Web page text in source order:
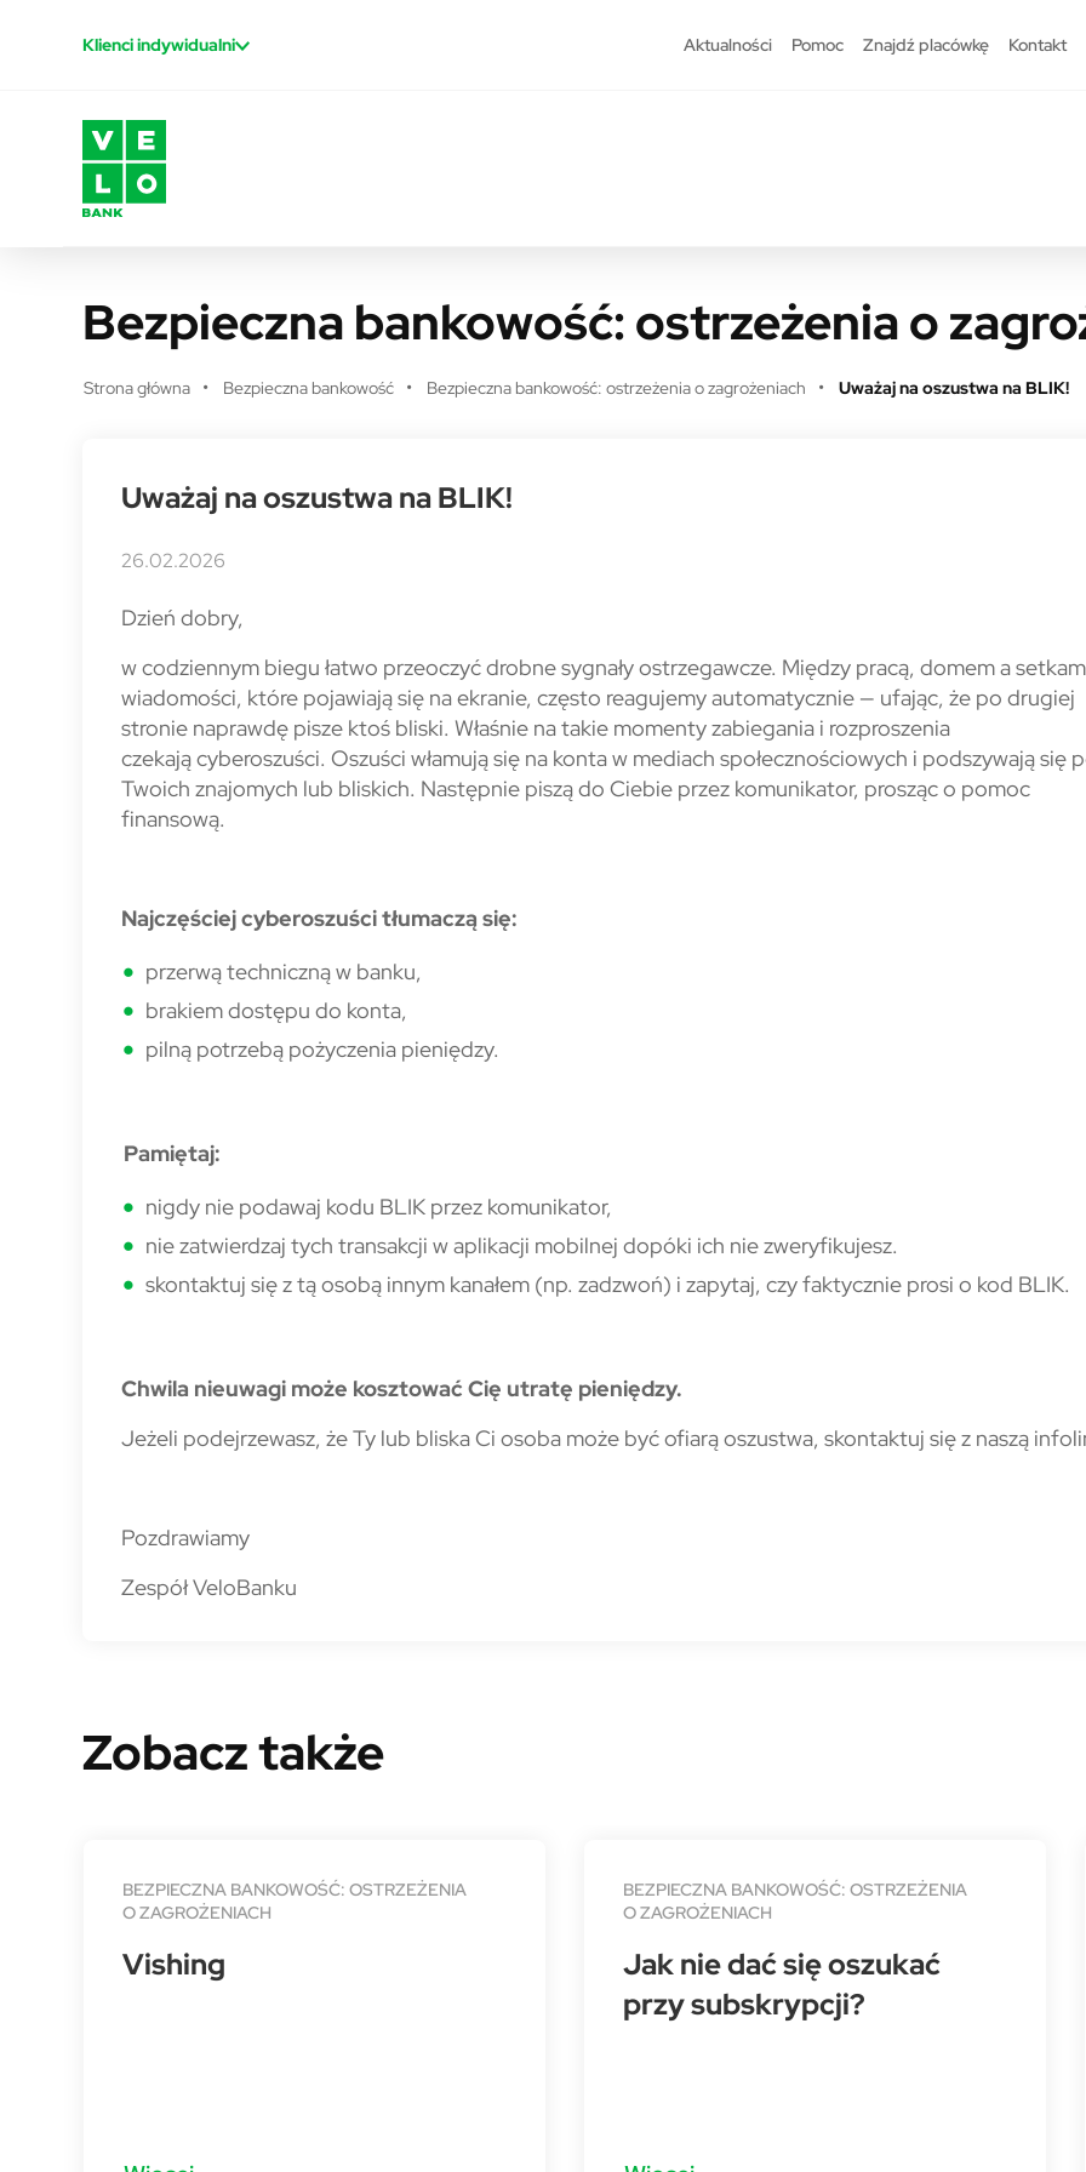
Klienci indywidualni Aktualności Pomoc Znajdź placówkę Kontakt
Bezpieczna bankowość: ostrzeżenia o
Strona główna Bezpieczna bankowość Bezpieczna bankowość: ostrzeżenia o zagrożeniach Uważaj na oszustwa na BLIK!
Uważaj na oszustwa na BLIK!
26.02.2026
Dzień dobry,
w codziennym biegu łatwo przeoczyć drobne sygnały ostrzegawcze. Między pracą, domem a
wiadomości, które pojawiają się na ekranie, często reagujemy automatycznie — ufając, że po drugiej
stronie naprawdę pisze ktoś bliski. Właśnie na takie momenty zabiegania i rozproszenia
czekają cyberoszuści. Oszuści włamują się na konta w mediach społecznościowych i podszywają się
Twoich znajomych lub bliskich. Następnie piszą do Ciebie przez komunikator, prosząc o pomoc
finansową.
Najczęściej cyberoszuści tłumaczą się:
przerwą techniczną w banku,
brakiem dostępu do konta,
pilną potrzebą pożyczenia pieniędzy.
Pamiętaj:
nigdy nie podawaj kodu BLIK przez komunikator,
nie zatwierdzaj tych transakcji w aplikacji mobilnej dopóki ich nie zweryfikujesz.
skontaktuj się z tą osobą innym kanałem (np. zadzwoń) i zapytaj, czy faktycznie prosi o kod BLIK.
Chwila nieuwagi może kosztować Cię utratę pieniędzy.
Jeżeli podejrzewasz, że Ty lub bliska Ci osoba może być ofiarą oszustwa, skontaktuj się z naszą
Pozdrawiamy
Zespół VeloBanku
Zobacz także
BEZPIECZNA BANKOWOŚĆ: OSTRZEŻENIA
O ZAGROŻENIACH
Vishing
BEZPIECZNA BANKOWOŚĆ: OSTRZEŻENIA
O ZAGROŻENIACH
Jak nie dać się oszukać
przy subskrypcji?